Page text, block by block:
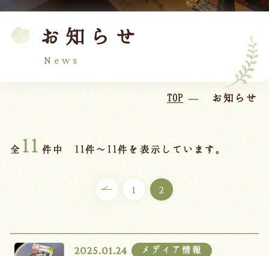
お知らせ
News
TOP お知らせ
全 11 件中 11件～11件を表示しています。
1 2
2025.01.24 メディア情報
温泉 客室
料理
館内
ご宿泊プラン
お部屋からプランを選ぶ
空室カレンダーから選ぶ